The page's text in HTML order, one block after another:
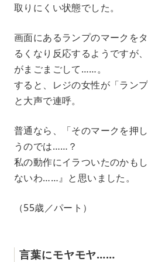
取りにくい状態でした。
画面にあるランプのマークを
るくなり反応するようですが
がまごまごして……。
すると、レジの女性が「ラン
と大声で連呼。
普通なら、「そのマークを押
うのでは……？
私の動作にイラついたのかも
ないわ……』と思いました。
（55歳／パート）
言葉にモヤモヤ……